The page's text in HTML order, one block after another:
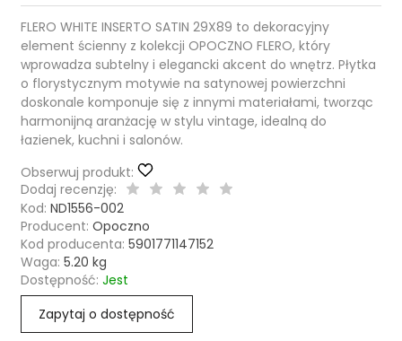
FLERO WHITE INSERTO SATIN 29X89 to dekoracyjny
element ścienny z kolekcji OPOCZNO FLERO, który
wprowadza subtelny i elegancki akcent do wnętrz. Płytka
o florystycznym motywie na satynowej powierzchni
doskonale komponuje się z innymi materiałami, tworząc
harmonijną aranżację w stylu vintage, idealną do
łazienek, kuchni i salonów.
Obserwuj produkt:
Dodaj recenzję:
Kod: ND1556-002
Producent: Opoczno
Kod producenta: 5901771147152
Waga: 5.20 kg
Dostępność: Jest
Zapytaj o dostępność